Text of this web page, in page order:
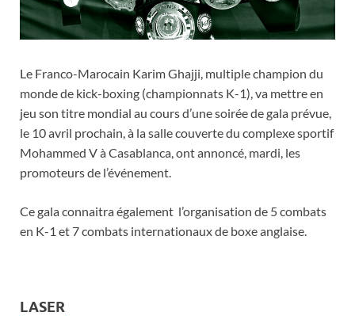
Le Franco-Marocain Karim Ghajji, multiple champion du
monde de kick-boxing (championnats K-1), va mettre en
jeu son titre mondial au cours d’une soirée de gala prévue,
le 10 avril prochain, à la salle couverte du complexe sportif
Mohammed V à Casablanca, ont annoncé, mardi, les
promoteurs de l’événement.
Ce gala connaitra également l’organisation de 5 combats
en K-1 et 7 combats internationaux de boxe anglaise.
LASER